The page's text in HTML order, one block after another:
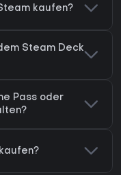
kaufen?
Steam Deck
Pass oder